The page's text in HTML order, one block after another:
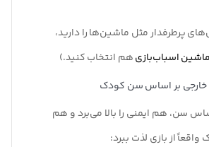
پرطرفدار مثل ماشین‌ها را دارید،
ماشین اسباب‌بازیهم انتخاب کنید.)
خارجی بر اساس سن کودک
سن، هم ایمنی را بالا می‌برد و هم
از بازی لذت ببرد: